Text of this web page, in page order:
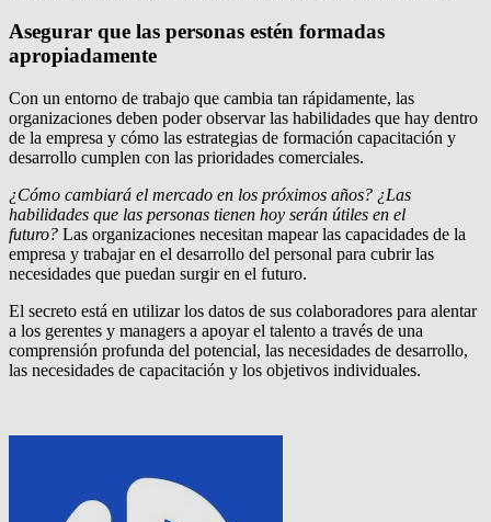
Asegurar que las personas estén formadas
apropiadamente
Con un entorno de trabajo que cambia tan rápidamente, las
organizaciones deben poder observar las habilidades que hay dentro
de la empresa y cómo las estrategias de formación capacitación y
desarrollo cumplen con las prioridades comerciales.
¿Cómo cambiará el mercado en los próximos años? ¿Las
habilidades que las personas tienen hoy serán útiles en el
futuro? Las organizaciones necesitan mapear las capacidades de la
empresa y trabajar en el desarrollo del personal para cubrir las
necesidades que puedan surgir en el futuro.
El secreto está en utilizar los datos de sus colaboradores para alentar
a los gerentes y managers a apoyar el talento a través de una
comprensión profunda del potencial, las necesidades de desarrollo,
las necesidades de capacitación y los objetivos individuales.